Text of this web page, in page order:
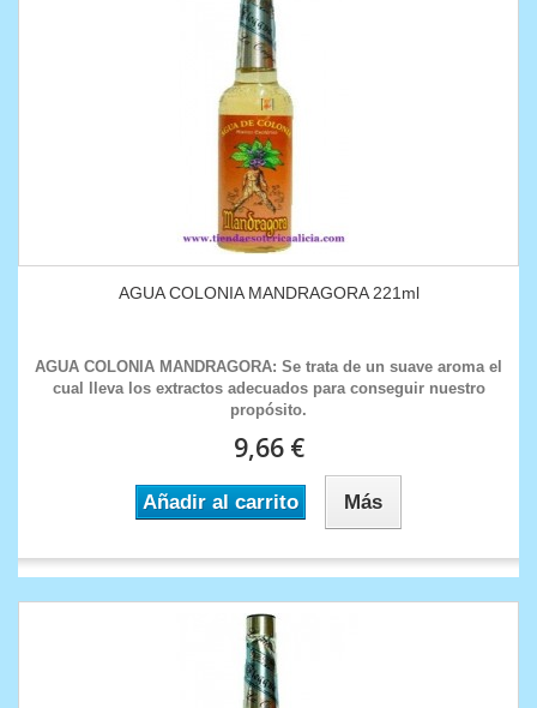
AGUA COLONIA MANDRAGORA 221ml
AGUA COLONIA MANDRAGORA: Se trata de un suave aroma el
cual lleva los extractos adecuados para conseguir nuestro
propósito.
9,66 €
Añadir al carrito Más